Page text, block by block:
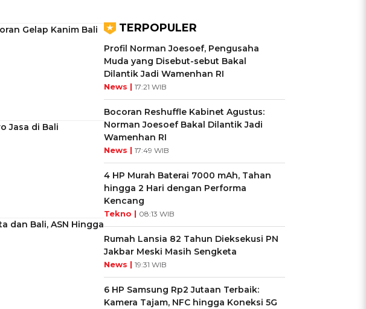
Gelap Kanim Bali
Jasa di Bali
dan Bali, ASN Hingga
TERPOPULER
Profil Norman Joesoef, Pengusaha
Muda yang Disebut-sebut Bakal
Dilantik Jadi Wamenhan RI
News | 17:21 WIB
Bocoran Reshuffle Kabinet Agustus:
Norman Joesoef Bakal Dilantik Jadi
Wamenhan RI
News | 17:49 WIB
4 HP Murah Baterai 7000 mAh, Tahan
hingga 2 Hari dengan Performa
Kencang
Tekno | 08:13 WIB
Rumah Lansia 82 Tahun Dieksekusi PN
Jakbar Meski Masih Sengketa
News | 19:31 WIB
6 HP Samsung Rp2 Jutaan Terbaik:
Kamera Tajam, NFC hingga Koneksi 5G